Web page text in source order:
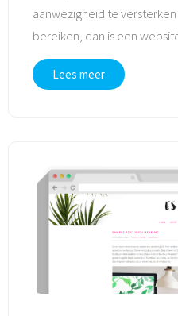
aanwezigheid te
bereiken, dan is een
Lees meer